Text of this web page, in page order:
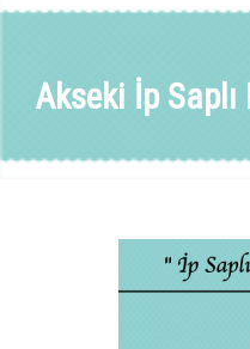
Akseki İp